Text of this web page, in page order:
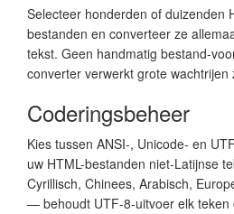
Selecteer honderden of duizenden
bestanden en converteer ze
tekst. Geen handmatig bestand-
converter verwerkt grote
Coderingsbeheer
Kies tussen ANSI-, Unicode- en
uw HTML-bestanden niet-Latijnse
Cyrillisch, Chinees, Arabisch,
— behoudt UTF-8-uitvoer elk teken